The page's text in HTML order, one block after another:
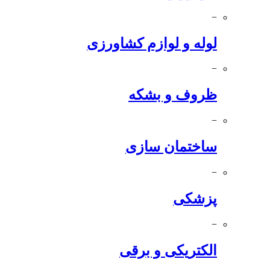
−
لوله و لوازم کشاورزی
−
ظروف و بشکه
−
ساختمان سازی
−
پزشکی
−
الکتریکی و برقی